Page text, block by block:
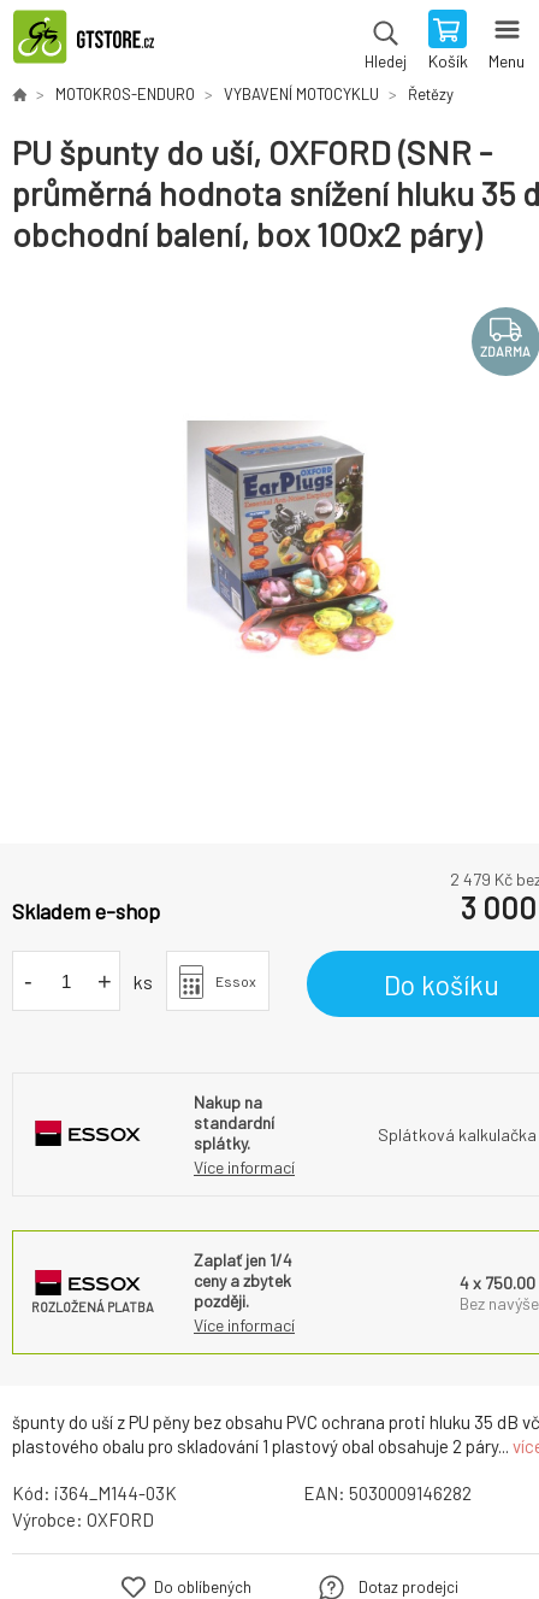
Hledej Košík Menu
MOTOKROS-ENDURO VYBAVENÍ MOTOCYKLU Řetězy
PU špunty do uší, OXFORD (SNR -
průměrná hodnota snížení hluku 35
obchodní balení, box 100x2 páry)
ZDARMA
špunty do uší z PU pěny bez obsahu PVC ochrana proti hluku 35 dB
plastového obalu pro skladování 1 plastový obal obsahuje 2 páry...
2 479 Kč
Skladem e-shop 3 000
- + ks Essox Do košíku
Nakup na
standardní
splátky.
Více informací
Splátková kalkulačka
ROZLOŽENÁ PLATBA
Zaplať jen 1/4
ceny a zbytek
později.
Více informací
4 x 750.00
Bez
Kód: i364_M144-03K EAN: 5030009146282
Výrobce: OXFORD
Do oblíbených
Dotaz prodejci